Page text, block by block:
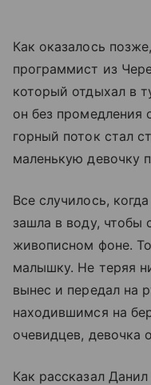
Как оказалось
программист из
который отдыхал в
он без промедления
горный поток стал
маленькую девочку
Все случилось,
зашла в воду, чтобы
живописном фоне.
малышку. Не теряя
вынес и передал на
находившимся на
очевидцев, девочка
Как рассказал